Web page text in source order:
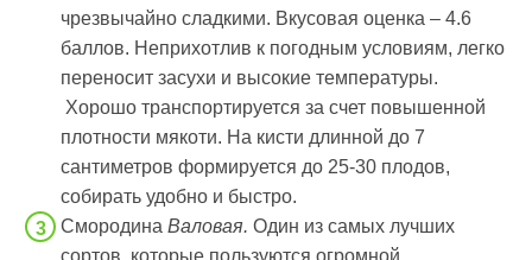
чрезвычайно сладкими. Вкусовая оценка – 4.6
баллов. Неприхотлив к погодным условиям, легко
переносит засухи и высокие температуры.
Хорошо транспортируется за счет повышенной
плотности мякоти. На кисти длинной до 7
сантиметров формируется до 25-30 плодов,
собирать удобно и быстро.
СмородинаВаловая.Один из самых лучших
сортов, которые пользуются огромной